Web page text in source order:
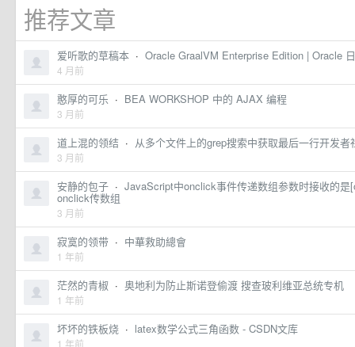
推荐文章
爱听歌的草稿本 · Oracle GraalVM Enterprise Edition | Oracle
4 月前
憨厚的可乐 · BEA WORKSHOP 中的 AJAX 编程
3 月前
道上混的领结 · 从多个文件上的grep搜索中获取最后一行开发者
3 月前
安静的包子 · JavaScript中onclick事件传递数组参数时接收的
onclick传数组
3 月前
寂寞的领带 · 中華救助總會
1 年前
茫然的青椒 · 奥地利为防止斯诺登偷渡 搜查玻利维亚总统专机
1 年前
坏坏的铁板烧 · latex数学公式三角函数 - CSDN文库
1 年前